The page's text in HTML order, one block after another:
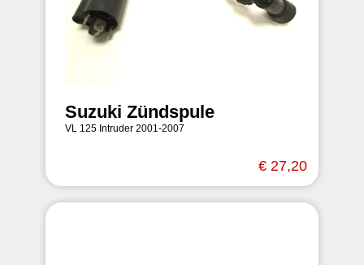
Suzuki Zündspule
VL 125 Intruder 2001-2007
€ 27,20